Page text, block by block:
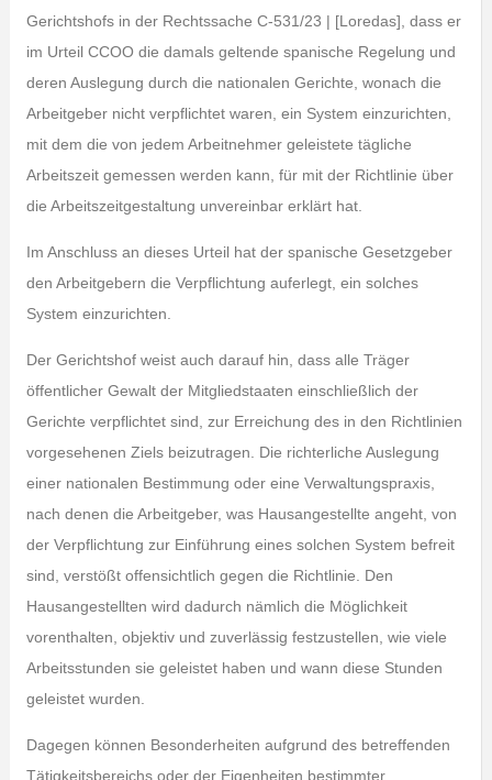
Gerichtshofs in der Rechtssache C-531/23 | [Loredas], dass er
im Urteil CCOO die damals geltende spanische Regelung und
deren Auslegung durch die nationalen Gerichte, wonach die
Arbeitgeber nicht verpflichtet waren, ein System einzurichten,
mit dem die von jedem Arbeitnehmer geleistete tägliche
Arbeitszeit gemessen werden kann, für mit der Richtlinie über
die Arbeitszeitgestaltung unvereinbar erklärt hat.
Im Anschluss an dieses Urteil hat der spanische Gesetzgeber
den Arbeitgebern die Verpflichtung auferlegt, ein solches
System einzurichten.
Der Gerichtshof weist auch darauf hin, dass alle Träger
öffentlicher Gewalt der Mitgliedstaaten einschließlich der
Gerichte verpflichtet sind, zur Erreichung des in den Richtlinien
vorgesehenen Ziels beizutragen. Die richterliche Auslegung
einer nationalen Bestimmung oder eine Verwaltungspraxis,
nach denen die Arbeitgeber, was Hausangestellte angeht, von
der Verpflichtung zur Einführung eines solchen System befreit
sind, verstößt offensichtlich gegen die Richtlinie. Den
Hausangestellten wird dadurch nämlich die Möglichkeit
vorenthalten, objektiv und zuverlässig festzustellen, wie viele
Arbeitsstunden sie geleistet haben und wann diese Stunden
geleistet wurden.
Dagegen können Besonderheiten aufgrund des betreffenden
Tätigkeitsbereichs oder der Eigenheiten bestimmter